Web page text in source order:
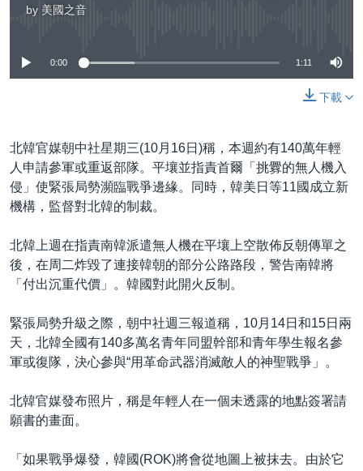
by 美國之音
0:00 1:11
下載
北韓官媒朝中社星期三(10月16日)稱，本週約有140萬年輕
人申請參軍或重返部隊。平壤並指責首爾「挑釁的無人機入
侵」使緊張局勢瀕臨戰爭邊緣。同時，韓美日等11國成立新
機構，監督對北韓的制裁。
北韓上週在指責南韓派遣無人機在平壤上空散佈反朝傳單之
後，在周二炸毀了連接韓朝的部分公路路段，警告南韓將
「付出沉重代價」。韓國對此開火反制。
緊張局勢升級之際，朝中社週三報道稱，10月14日和15日兩
天，北韓全國有140多萬名青年同盟幹部和青年學生報名參
軍或復隊，決心參與“用革命武器消滅敵人的神聖戰爭」。
北韓官媒發布照片，稱是年輕人在一個未透露的地點簽署請
願書的畫面。
「如果戰爭爆發，韓國(ROK)將會從地圖上被抹去。由於它